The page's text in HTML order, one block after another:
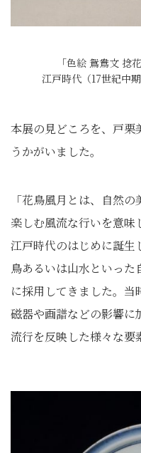
「色絵 鴛鴦文 捻
江戸時代（17世紀中
本展の見どころを、戸栗
うかがいました。
「花鳥風月とは、自然
楽しむ風流な行いを意味
江戸時代のはじめに誕生
鳥あるいは山水といった
に採用してきました。
磁器や画譜などの影響に
流行を反映した様々な要